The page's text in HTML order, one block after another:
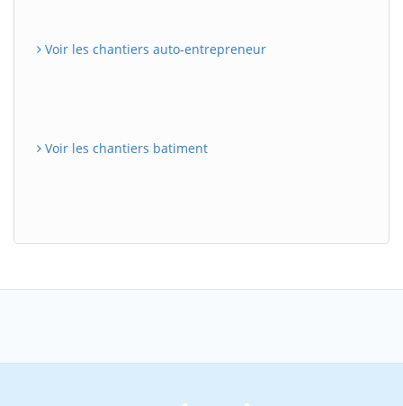
Voir les chantiers auto-entrepreneur
Voir les chantiers batiment